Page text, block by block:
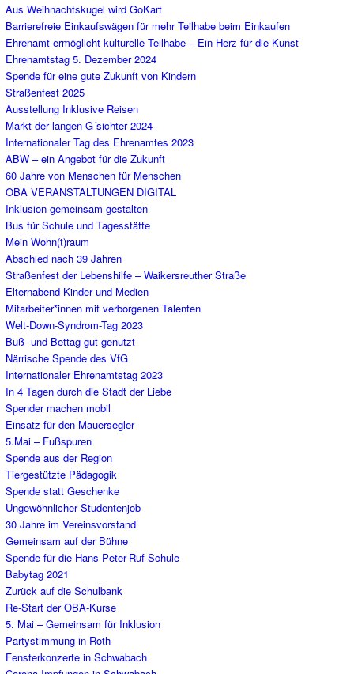
Aus Weihnachtskugel wird GoKart
Barrierefreie Einkaufswägen für mehr Teilhabe beim Einkaufen
Ehrenamt ermöglicht kulturelle Teilhabe – Ein Herz für die Kunst
Ehrenamtstag 5. Dezember 2024
Spende für eine gute Zukunft von Kindern
Straßenfest 2025
Ausstellung Inklusive Reisen
Markt der langen G´sichter 2024
Internationaler Tag des Ehrenamtes 2023
ABW – ein Angebot für die Zukunft
60 Jahre von Menschen für Menschen
OBA VERANSTALTUNGEN DIGITAL
Inklusion gemeinsam gestalten
Bus für Schule und Tagesstätte
Mein Wohn(t)raum
Abschied nach 39 Jahren
Straßenfest der Lebenshilfe – Waikersreuther Straße
Elternabend Kinder und Medien
Mitarbeiter*innen mit verborgenen Talenten
Welt-Down-Syndrom-Tag 2023
Buß- und Bettag gut genutzt
Närrische Spende des VfG
Internationaler Ehrenamtstag 2023
In 4 Tagen durch die Stadt der Liebe
Spender machen mobil
Einsatz für den Mauersegler
5.Mai – Fußspuren
Spende aus der Region
Tiergestützte Pädagogik
Spende statt Geschenke
Ungewöhnlicher Studentenjob
30 Jahre im Vereinsvorstand
Gemeinsam auf der Bühne
Spende für die Hans-Peter-Ruf-Schule
Babytag 2021
Zurück auf die Schulbank
Re-Start der OBA-Kurse
5. Mai – Gemeinsam für Inklusion
Partystimmung in Roth
Fensterkonzerte in Schwabach